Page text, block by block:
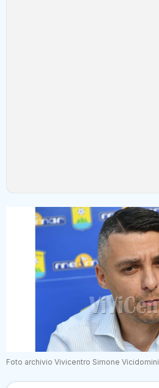
Foto archivio Vivicentro Simone Vicidomini